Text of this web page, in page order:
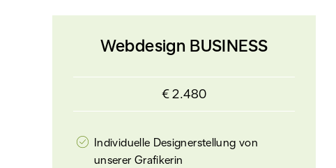
Webdesign BUSINESS
€ 2.480
Individuelle Designerstellung von
unserer Grafikerin